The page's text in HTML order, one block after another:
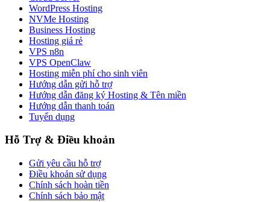
WordPress Hosting
NVMe Hosting
Business Hosting
Hosting giá rẻ
VPS n8n
VPS OpenClaw
Hosting miễn phí cho sinh viên
Hướng dẫn gửi hỗ trợ
Hướng dẫn đăng ký Hosting & Tên miền
Hướng dẫn thanh toán
Tuyển dụng
Hỗ Trợ & Điều khoản
Gửi yêu cầu hỗ trợ
Điều khoản sử dụng
Chính sách hoàn tiền
Chính sách bảo mật